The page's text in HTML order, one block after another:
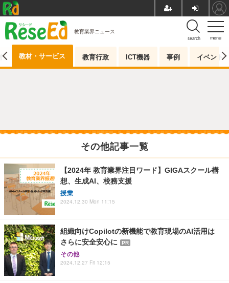
menu
search
教育業界ニュース
教材・サービス 教育行政 ICT機器 事例 イベント
その他記事一覧
【2024年 教育業界注目ワード】GIGAスクール構
想、生成AI、校務支援
授業
2024.12.30 Mon 11:15
組織向けCopilotの新機能で教育現場のAI活用は
さらに安全安心に
PR
その他
2024.12.27 Fri 12:15